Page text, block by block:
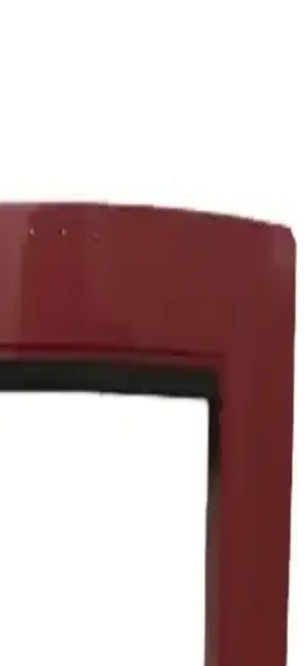
Power Cyclonic HEPA
ve Kullanıcı Yorumları
Süpürge Tutma Sapı: Uyumlu
Özellikleri
modellerde kolay kullanım sağlar,
TR 8700 Cyclone Toz
İncelemesi ve Kullanıcı
8700, yüksek performanslı, toz torbasız,